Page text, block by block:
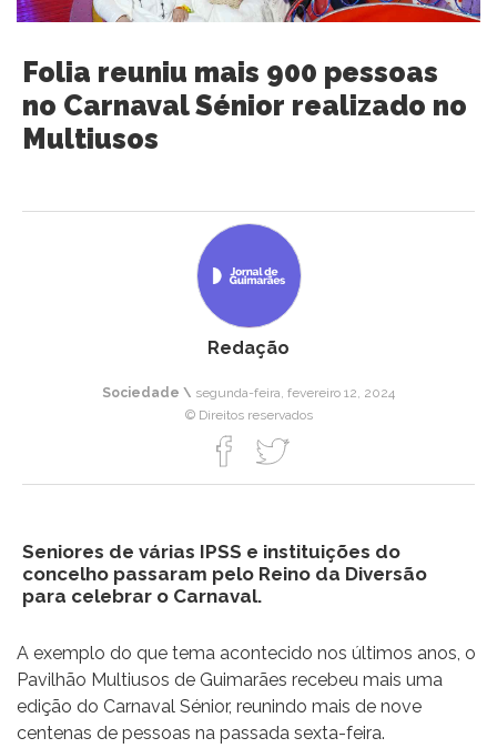
Folia reuniu mais 900 pessoas
no Carnaval Sénior realizado no
Multiusos
Redação
Sociedade \ segunda-feira, fevereiro 12, 2024
© Direitos reservados
Seniores de várias IPSS e instituições do
concelho passaram pelo Reino da Diversão
para celebrar o Carnaval.
A exemplo do que tema acontecido nos últimos anos, o
Pavilhão Multiusos de Guimarães recebeu mais uma
edição do Carnaval Sénior, reunindo mais de nove
centenas de pessoas na passada sexta-feira.